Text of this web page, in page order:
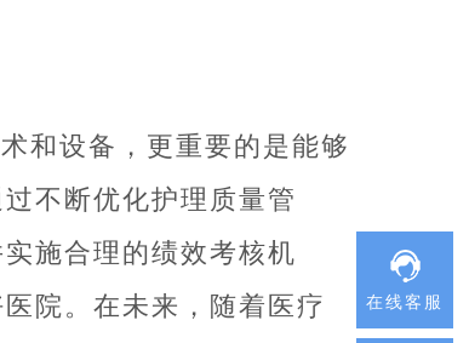
在线客服
和设备，更重要的是能够
不断优化护理质量管
施合理的绩效考核机
院。在未来，随着医疗